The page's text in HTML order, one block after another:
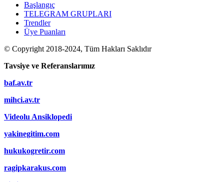
Başlangıç
TELEGRAM GRUPLARI
Trendler
Üye Puanları
© Copyright 2018-2024, Tüm Hakları Saklıdır
Tavsiye ve Referanslarımız
baf.av.tr
mihci.av.tr
Videolu Ansiklopedi
yakinegitim.com
hukukogretir.com
ragipkarakus.com